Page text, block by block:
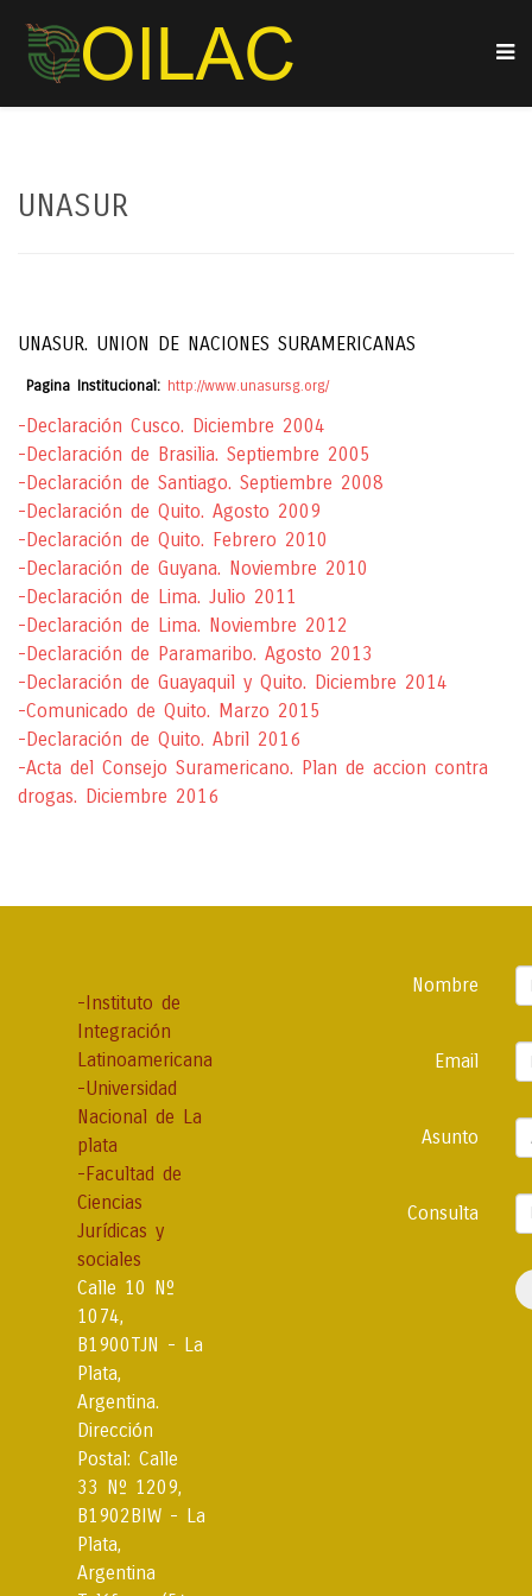
UNASUR
UNASUR. UNION DE NACIONES SURAMERICANAS
Pagina Institucional: http://www.unasursg.org/
-Declaración Cusco. Diciembre 2004
-Declaración de Brasilia. Septiembre 2005
-Declaración de Santiago. Septiembre 2008
-Declaración de Quito. Agosto 2009
-Declaración de Quito. Febrero 2010
-Declaración de Guyana. Noviembre 2010
-Declaración de Lima. Julio 2011
-Declaración de Lima. Noviembre 2012
-Declaración de Paramaribo. Agosto 2013
-Declaración de Guayaquil y Quito. Diciembre 2014
-Comunicado de Quito. Marzo 2015
-Declaración de Quito. Abril 2016
-Acta del Consejo Suramericano. Plan de accion contra
drogas. Diciembre 2016
Nombre
Email
Asunto
Consulta
-Instituto de
Integración
Latinoamericana
-Universidad
Nacional de La
plata
-Facultad de
Ciencias
Jurídicas y
sociales
Calle 10 Nº
1074,
B1900TJN - La
Plata,
Argentina.
Dirección
Postal: Calle
33 Nº 1209,
B1902BIW - La
Plata,
Argentina